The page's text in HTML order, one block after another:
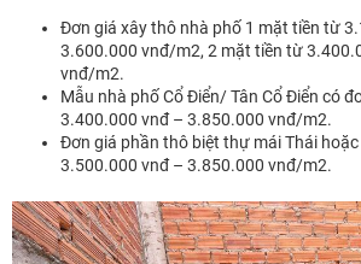
Đơn giá xây thô nhà phố 1 mặt tiền từ
3.600.000 vnđ/m2, 2 mặt tiền từ
vnđ/m2.
Mẫu nhà phố Cổ Điển/ Tân Cổ Điển có
3.400.000 vnđ – 3.850.000 vnđ/m2.
Đơn giá phần thô biệt thự mái Thái
3.500.000 vnđ – 3.850.000 vnđ/m2.